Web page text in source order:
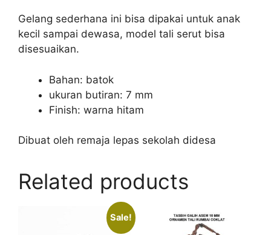
Gelang sederhana ini bisa dipakai untuk anak
kecil sampai dewasa, model tali serut bisa
disesuaikan.
Bahan: batok
ukuran butiran: 7 mm
Finish: warna hitam
Dibuat oleh remaja lepas sekolah didesa
Related products
Sale!